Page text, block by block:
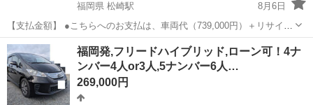
福岡県 松崎駅
8月6日
【支払金額】 ●こちらへのお支払は、車両代（739,000円）＋リサイク
ル預託金（10,060円）＋自動車税（23,000円） ●名義変更終了までの
預り金（20,000円）が必要です ●オンライン決済の場合...
福岡 小郡市 松崎駅 フリード 車両
福岡発,フリードハイブリッド,ローン可！4ナ
ンバー4人or3人,5ナンバー6人…
269,000円